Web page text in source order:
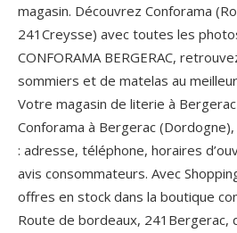
magasin. Découvrez Conforama
241Creysse) avec toutes les
CONFORAMA BERGERAC,
sommiers et de matelas au
Votre magasin de literie à
Conforama à Bergerac (Dordogne),
: adresse, téléphone, horaires
avis consommateurs. Avec
offres en stock dans la boutique
Route de bordeaux, 241Bergerac,